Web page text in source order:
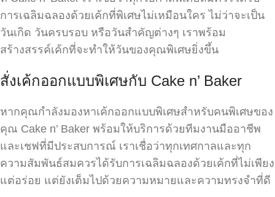
การเฉลิมฉลองด้วยเค้กที่พิเศษไม่เหมือนใคร ไม่ว่าจะเป็น
วันเกิด วันครบรอบ หรือวันสำคัญต่างๆ เราพร้อม
สร้างสรรค์เค้กที่จะทำให้วันของคุณพิเศษยิ่งขึ้น
สั่งเค้กออกแบบพิเศษกับ Cake n’ Baker
หากคุณกำลังมองหาเค้กออกแบบพิเศษสำหรับคนพิเศษของ
คุณ Cake n’ Baker พร้อมให้บริการด้วยทีมงานมืออาชีพ
และเชฟที่มีประสบการณ์ เราเชื่อว่าทุกเทศกาลและทุก
ความสัมพันธ์สมควรได้รับการเฉลิมฉลองด้วยเค้กที่ไม่เพียง
แต่อร่อย แต่ยังเต็มไปด้วยความหมายและความทรงจำที่ดี